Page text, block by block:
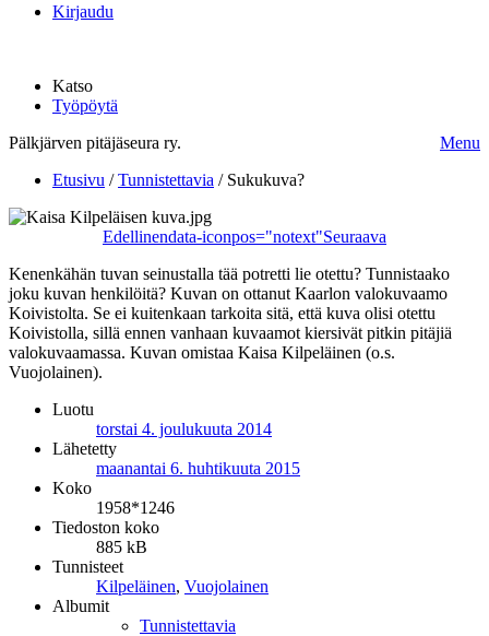
Kirjaudu
Katso
Työpöytä
Pälkjärven pitäjäseura ry.
Menu
Etusivu /Tunnistettavia / Sukukuva?
Edellinendata-iconpos="notext"Seuraava
Kenenkähän tuvan seinustalla tää potretti lie otettu? Tunnistaako
joku kuvan henkilöitä? Kuvan on ottanut Kaarlon valokuvaamo
Koivistolta. Se ei kuitenkaan tarkoita sitä, että kuva olisi otettu
Koivistolla, sillä ennen vanhaan kuvaamot kiersivät pitkin pitäjiä
valokuvaamassa. Kuvan omistaa Kaisa Kilpeläinen (o.s.
Vuojolainen).
Luotu
torstai 4. joulukuuta 2014
Lähetetty
maanantai 6. huhtikuuta 2015
Koko
1958*1246
Tiedoston koko
885 kB
Tunnisteet
Kilpeläinen, Vuojolainen
Albumit
Tunnistettavia